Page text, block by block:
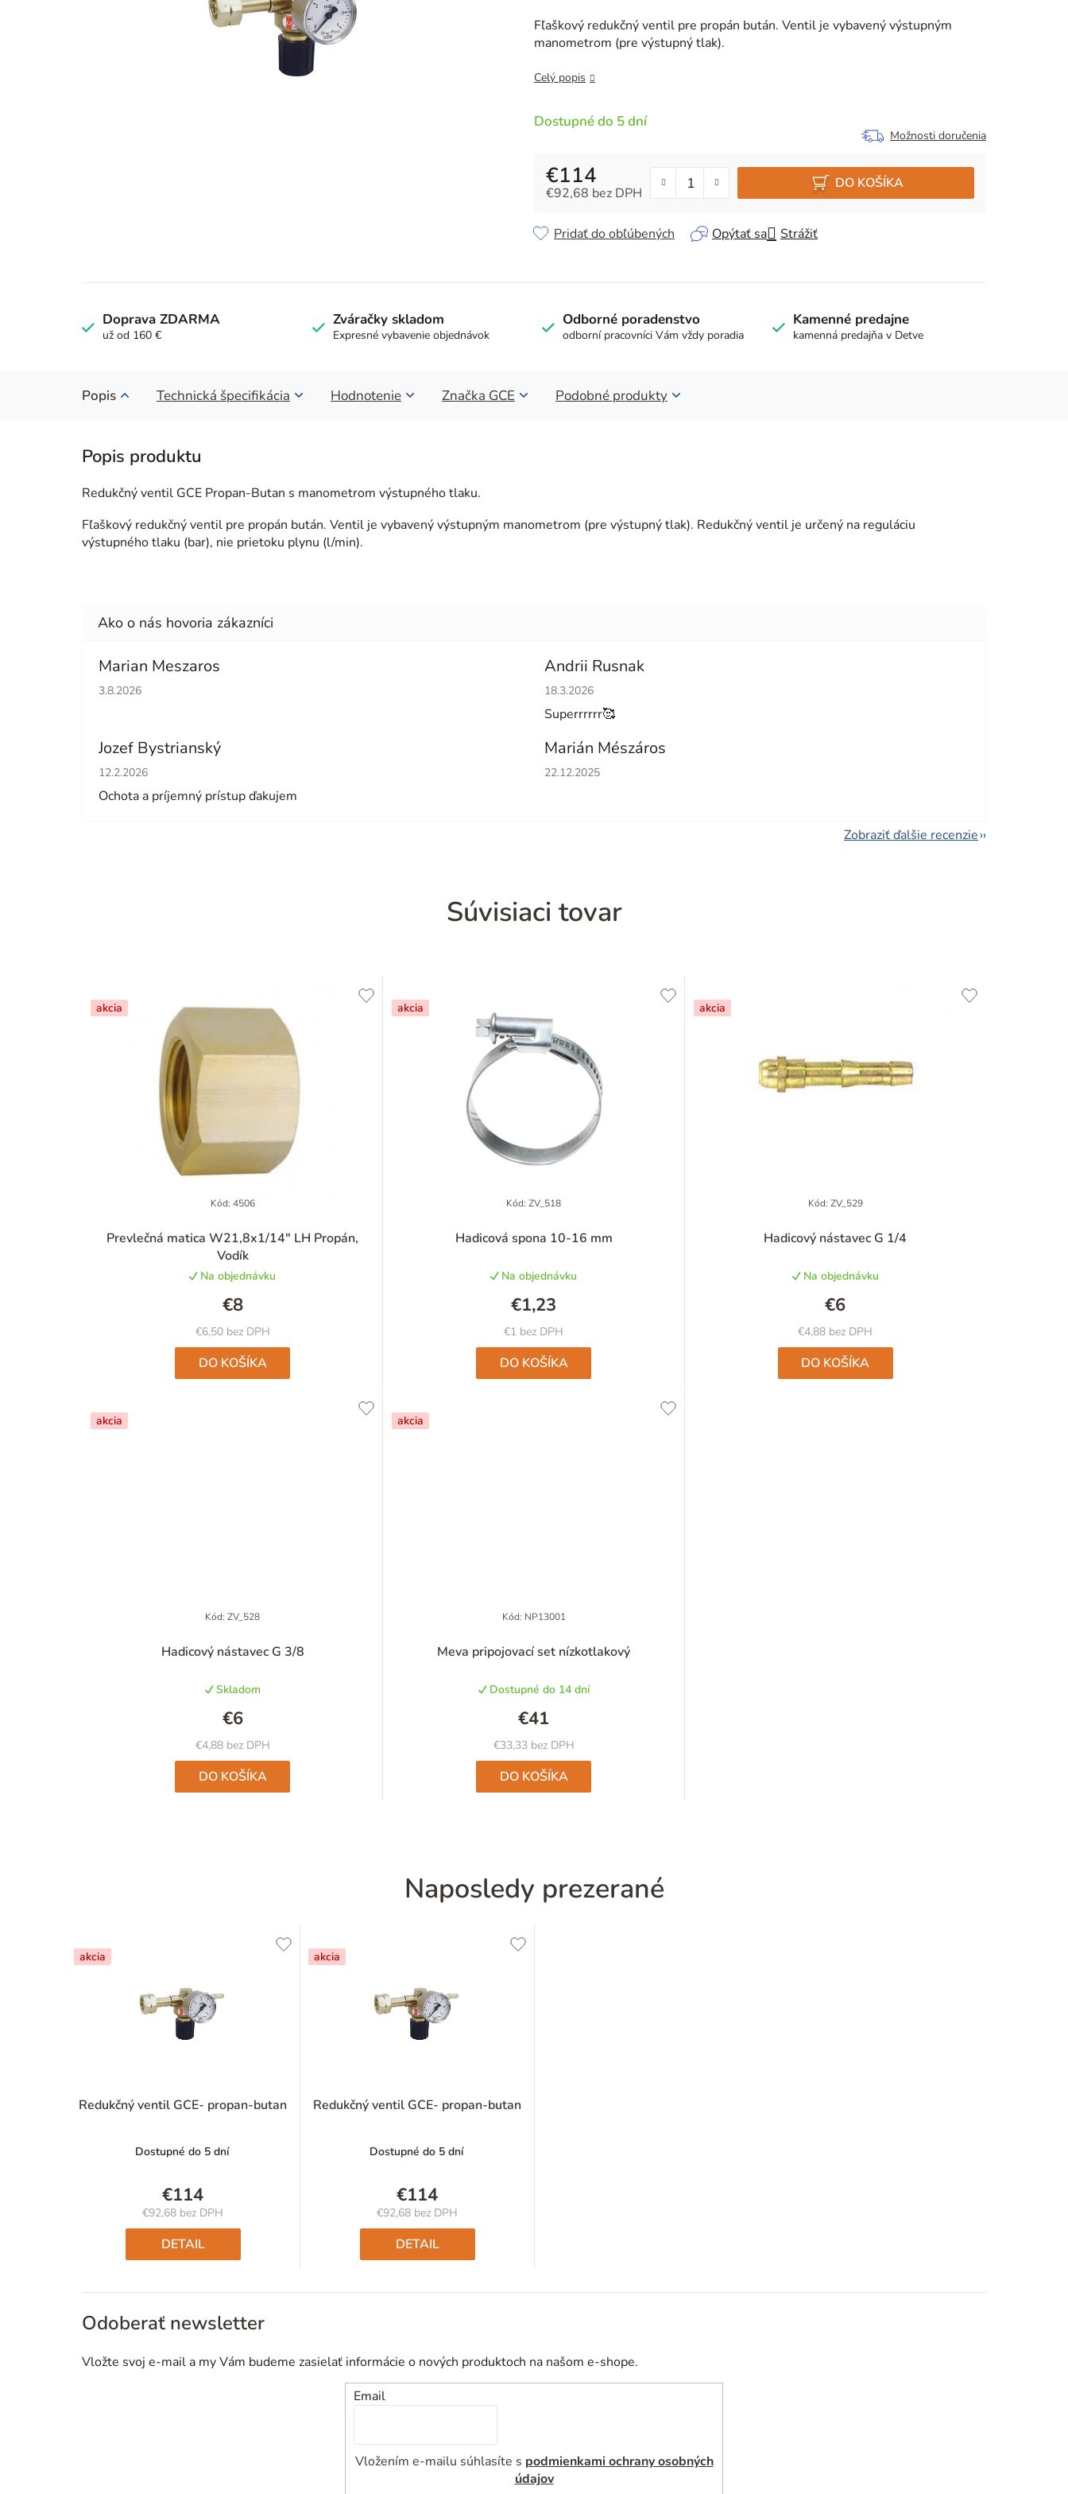
0,0
z
hviezdičiek.
Fľaškový redukčný ventil pre propán bután. Ventil je vybavený výstupným
manometrom (pre výstupný tlak).
Celý popis
Dostupné do 5 dní
Možnosti doručenia
€114
€92,68 bez DPH
DO KOŠÍKA
Opýtať sa Strážiť
Pridať do obľúbených
Doprava ZDARMA
už od 160 €
Zváračky skladom
Expresné vybavenie objednávok
Odborné poradenstvo
odborní pracovníci Vám vždy poradia
Kamenné predajne
kamenná predajňa v Detve
Popis Technická špecifikácia Hodnotenie Značka GCE Podobné produkty
Redukčný ventil GCE Propan-Butan s manometrom výstupného tlaku.
Fľaškový redukčný ventil pre propán bután. Ventil je vybavený výstupným manometrom (pre výstupný tlak). Redukčný ventil je určený na reguláciu
výstupného tlaku (bar), nie prietoku plynu (l/min).
Marian Meszaros
Hodnotenie obchodu je 5 z 5 hviezdičiek.
3.8.2026
Andrii Rusnak
Hodnotenie obchodu je 5 z 5 hviezdičiek.
18.3.2026
Superrrrrr🥰
Jozef Bystrianský
Hodnotenie obchodu je 5 z 5 hviezdičiek.
12.2.2026
Ochota a príjemný prístup ďakujem
Marián Mészáros
Hodnotenie obchodu je 5 z 5 hviezdičiek.
22.12.2025
Zobraziť ďalšie recenzie
Súvisiaci tovar
akcia
Prevlečná matica W21,8x1/14" LH Propán,
Vodík
Na objednávku
€6,50 bez DPH
€8
DO KOŠÍKA
Kód: 4506
akcia
Hadicová spona 10-16 mm
Na objednávku
€1 bez DPH
€1,23
DO KOŠÍKA
Kód:ZV_518
akcia
Hadicový nástavec G 1/4
Na objednávku
€4,88 bez DPH
€6
DO KOŠÍKA
Kód: ZV_529
akcia
Hadicový nástavec G 3/8
hodnotenie
je
5,0
z
5
hviezdičiek.
Skladom
€4,88 bez DPH
€6
DO KOŠÍKA
Kód:ZV_528
akcia
Meva pripojovací set nízkotlakový
hodnotenie
je
5,0
z
5
hviezdičiek.
Dostupné do 14 dní
€33,33 bez DPH
€41
DO KOŠÍKA
Kód: NP13001
Naposledy prezerané
akcia
Redukčný ventil GCE- propan-butan
Dostupné do 5 dní
€114
€92,68 bez DPH
Jednotková
cena:
DETAIL
akcia
Redukčný ventil GCE- propan-butan
Dostupné do 5 dní
€114
€92,68 bez DPH
Jednotková
cena:
DETAIL
Odoberať newsletter
Vložte svoj e-mail a my Vám budeme zasielať informácie o nových produktoch na našom e-shope.
Email
Vložením e-mailu súhlasíte s podmienkami ochrany osobných
údajov